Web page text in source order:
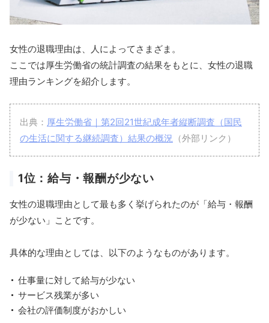
女性の退職理由は、人によってさまざま。
ここでは厚生労働省の統計調査の結果をもとに、女性の退職
理由ランキングを紹介します。
出典： 厚生労働省｜第2回21世紀成年者縦断調査（国民
の生活に関する継続調査）結果の概況 （外部リンク）
1位：給与・報酬が少ない
女性の退職理由として最も多く挙げられたのが「給与・報酬
が少ない」ことです。
具体的な理由としては、以下のようなものがあります。
仕事量に対して給与が少ない
サービス残業が多い
会社の評価制度がおかしい